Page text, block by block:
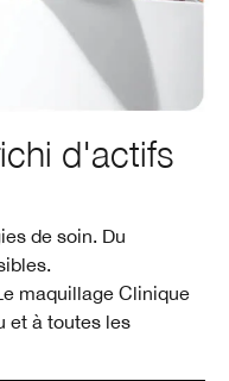
d'actifs
de soin. Du
maquillage Clinique
et à toutes les